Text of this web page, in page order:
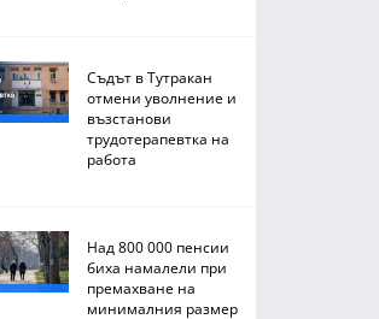
Съдът в Тутракан
отмени уволнение и
възстанови
трудотерапевтка на
работа
Над 800 000 пенсии
биха намалели при
премахване на
минималния размер